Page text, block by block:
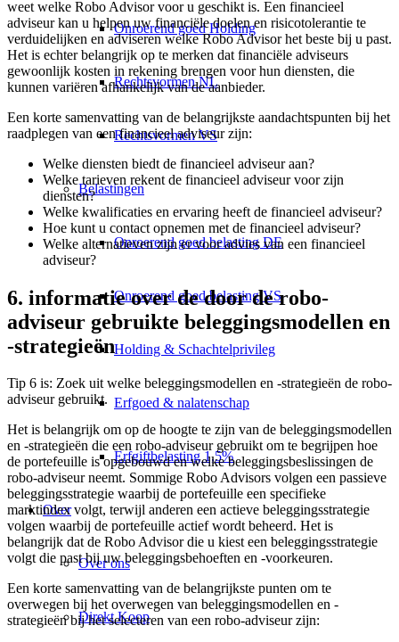
Onroerend goed Holding
Rechtsvormen NL
Rechtsvormen VS
Belastingen
Onroerend goed belasting DE
Onroerend goed belasting VS
Holding & Schachtelprivileg
Erfgoed & nalatenschap
Erfgiftbelasting 1,5%
Over
Over ons
Direkt Koop
weet welke Robo Advisor voor u geschikt is. Een financieel
adviseur kan u helpen uw financiële doelen en risicotolerantie te
verduidelijken en adviseren welke Robo Advisor het beste bij u past.
Het is echter belangrijk op te merken dat financiële adviseurs
gewoonlijk kosten in rekening brengen voor hun diensten, die
kunnen variëren afhankelijk van de aanbieder.
Een korte samenvatting van de belangrijkste aandachtspunten bij het
raadplegen van een financieel adviseur zijn:
Welke diensten biedt de financieel adviseur aan?
Welke tarieven rekent de financieel adviseur voor zijn
diensten?
Welke kwalificaties en ervaring heeft de financieel adviseur?
Hoe kunt u contact opnemen met de financieel adviseur?
Welke alternatieven zijn er voor advies van een financieel
adviseur?
6. informatie over de door de robo-
adviseur gebruikte beleggingsmodellen en
-strategieën
Tip 6 is: Zoek uit welke beleggingsmodellen en -strategieën de robo-
adviseur gebruikt.
Het is belangrijk om op de hoogte te zijn van de beleggingsmodellen
en -strategieën die een robo-adviseur gebruikt om te begrijpen hoe
de portefeuille is opgebouwd en welke beleggingsbeslissingen de
robo-adviseur neemt. Sommige Robo Advisors volgen een passieve
beleggingsstrategie waarbij de portefeuille een specifieke
marktindex volgt, terwijl anderen een actieve beleggingsstrategie
volgen waarbij de portefeuille actief wordt beheerd. Het is
belangrijk dat de Robo Advisor die u kiest een beleggingsstrategie
volgt die past bij uw beleggingsbehoeften en -voorkeuren.
Een korte samenvatting van de belangrijkste punten om te
overwegen bij het overwegen van beleggingsmodellen en -
strategieën bij het selecteren van een robo-adviseur zijn: